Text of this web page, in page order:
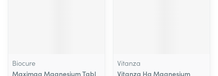
Biocure
Maximag Magnesium Tabl
Vitanza
Vitanza Hq Magnesium